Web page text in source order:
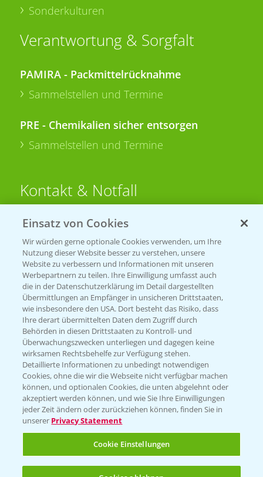
Sonderkulturen
Verantwortung & Sorgfalt
PAMIRA - Packmittelrücknahme
Sammelstellen und Termine
PRE - Chemikalien sicher entsorgen
Sammelstellen und Termine
Kontakt & Notfall
Beratung auf WhatsApp
T.+49 (0)174 346 564 1
KONTAKT
Hilfe in Notfällen
T.+49 (0)214/30-20220
Folgen Sie uns
Einsatz von Cookies
Wir würden gerne optionale Cookies verwenden, um Ihre
Nutzung dieser Website besser zu verstehen, unsere
Website zu verbessern und Informationen mit unseren
Werbepartnern zu teilen. Ihre Einwilligung umfasst auch
die in der Datenschutzerklärung im Detail dargestellten
Übermittlungen an Empfänger in unsicheren Drittstaaten,
wie insbesondere den USA. Dort besteht das Risiko, dass
Ihre derart übermittelten Daten dem Zugriff durch
Behörden in diesen Drittstaaten zu Kontroll- und
Überwachungszwecken unterliegen und dagegen keine
wirksamen Rechtsbehelfe zur Verfügung stehen.
Detaillierte Informationen zu unbedingt notwendigen
Cookies, ohne die wir die Webseite nicht verfügbar machen
können, und optionalen Cookies, die unten abgelehnt oder
akzeptiert werden können, und wie Sie Ihre Einwilligungen
jeder Zeit ändern oder zurückziehen können, finden Sie in
unserer Privacy Statement
Cookie Einstellungen